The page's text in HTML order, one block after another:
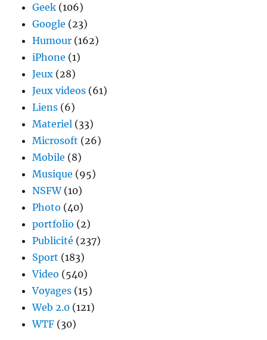
Geek (106)
Google (23)
Humour (162)
iPhone (1)
Jeux (28)
Jeux videos (61)
Liens (6)
Materiel (33)
Microsoft (26)
Mobile (8)
Musique (95)
NSFW(10)
Photo (40)
portfolio (2)
Publicité (237)
Sport (183)
Video (540)
Voyages (15)
Web 2.0 (121)
WTF (30)